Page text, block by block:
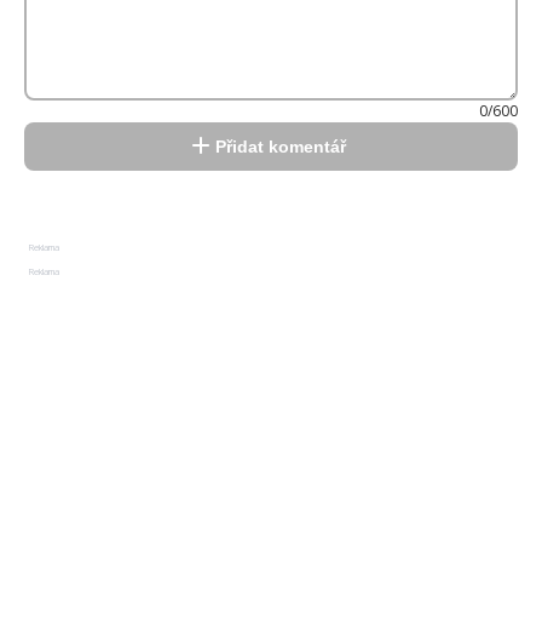
0/600
Přidat komentář
Reklama
Reklama